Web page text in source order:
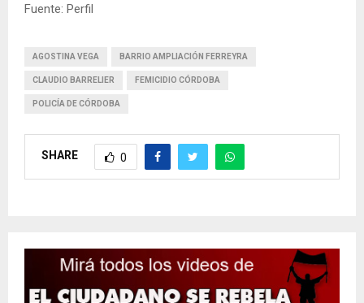
Fuente: Perfil
AGOSTINA VEGA BARRIO AMPLIACIÓN FERREYRA
CLAUDIO BARRELIER FEMICIDIO CÓRDOBA
POLICÍA DE CÓRDOBA
SHARE 0